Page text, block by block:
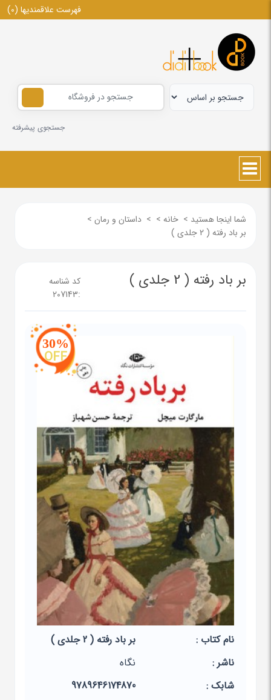
فهرست علاقمندیها (0)
جستجوی پیشرفته
شما اینجا هستید > خانه >
> داستان و رمان >
بر باد رفته ( 2 جلدی )
بر باد رفته ( 2 جلدی )
کد شناسه
:
207143
30%
OFF
نام کتاب :
بر باد رفته ( 2 جلدی )
ناشر :
نگاه
شابک :
9789646174870